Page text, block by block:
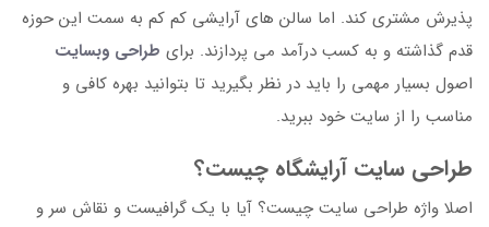
پذیرش مشتری کند. اما سالن های آرایشی کم کم به سمت این حوزه
قدم گذاشته و به کسب درآمد می پردازند. برای طراحی وبسایت
اصول بسیار مهمی را باید در نظر بگیرید تا بتوانید بهره کافی و
مناسب را از سایت خود ببرید.
طراحی سایت آرایشگاه چیست؟
اصلا واژه طراحی سایت چیست؟ آیا با یک گرافیست و نقاش سر و